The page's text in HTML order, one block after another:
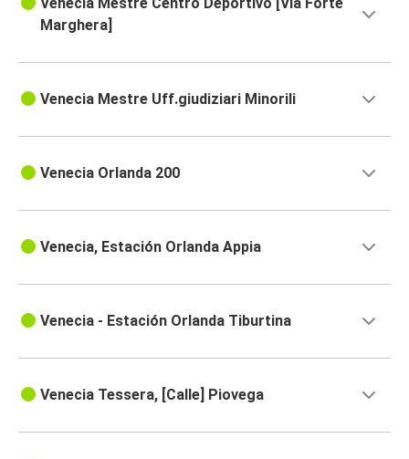
Marghera]
Venecia Mestre Uff.giudiziari Minorili
Venecia Orlanda 200
Venecia, Estación Orlanda Appia
Venecia - Estación Orlanda Tiburtina
Venecia Tessera, [Calle] Piovega